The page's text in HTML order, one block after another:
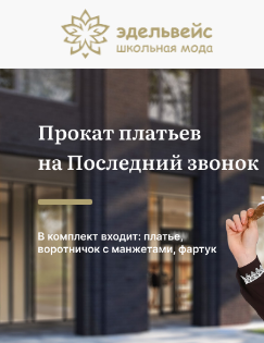
Прокат
на
В комплект
с